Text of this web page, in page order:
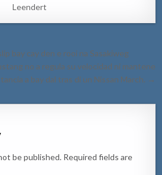
Leendert
bay cay den e rooi na Sasakiweg
no a regula su velocidad ni mantene
a bay dal tras di un Nissan March. →
be published. Required fields are